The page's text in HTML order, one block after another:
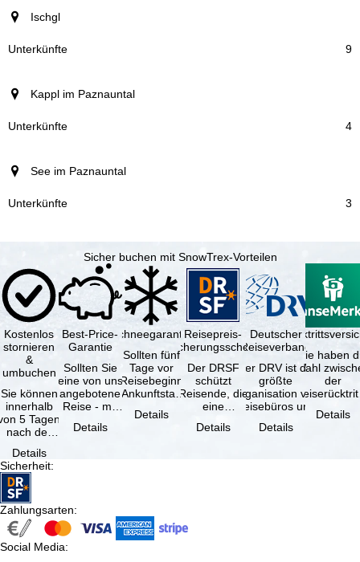
Ischgl
9
Kappl im Paznauntal
4
See im Paznauntal
3
Sicher buchen mit SnowTrex-Vorteilen
Kostenlos
stornieren
&
umbuchen
Sie können
innerhalb
5 Tagen
nach der
kostenfrei
…
Details
Best-Price-
Garantie
Sollten Sie
eine von uns
angebotene
Reise - mit
Leistung und
Details
Schneegarantie
Sollten fünf
Tage vor
Reisebeginn
(Ankunftstag)
aufgrund von
Schneemangel
Details
Reisepreis-
Sicherungsschein
Der DRSF
schützt
Reisende, die
eine
oder
Details
Deutscher
Reiseverband
Der DRV ist die
größte
Organisation von
Reisebüros und
Reiseveranstaltern
in …
Details
Sie haben
Wahl
der
(inklusive
Details
Sicherheit:
Zahlungsarten:
Social Media: